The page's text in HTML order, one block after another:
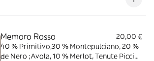
Memoro Rosso
20,00 €
40 % Primitivo,30 % Montepulciano, 20 %
de Nero ;Avola, 10 % Merlot, Tenute Piccini,